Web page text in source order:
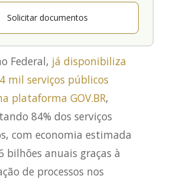
Solicitar documentos
Federal, já disponibiliza
mil serviços públicos
plataforma GOV.BR,
84% dos serviços
com economia estimada
bilhões anuais graças à
de processos nos